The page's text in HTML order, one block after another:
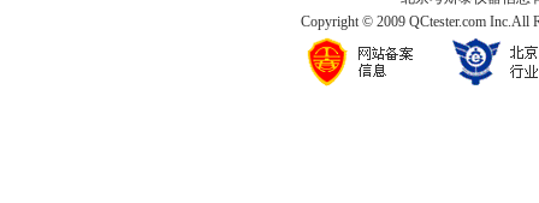
Copyright © 2009 QCtester.com Inc.All